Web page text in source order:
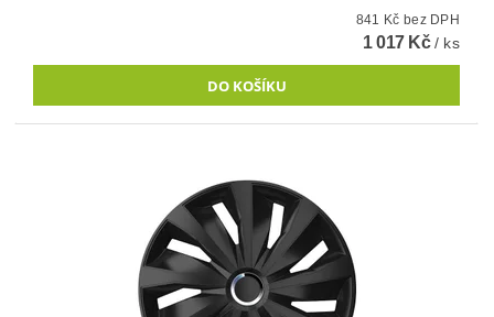
841 Kč bez DPH
1 017 Kč/ ks